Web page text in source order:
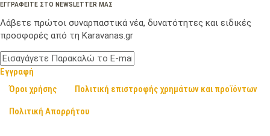
ΕΓΓΡΑΦΕΙΤΕ ΣΤΟ NEWSLETTER ΜΑΣ
Λάβετε πρώτοι συναρπαστικά νέα, δυνατότητες και ειδικές
προσφορές από τη Karavanas.gr
Εγγραφή
Όροι χρήσης
Πολιτική επιστροφής χρημάτων και προϊόντων
Πολιτική Απορρήτου